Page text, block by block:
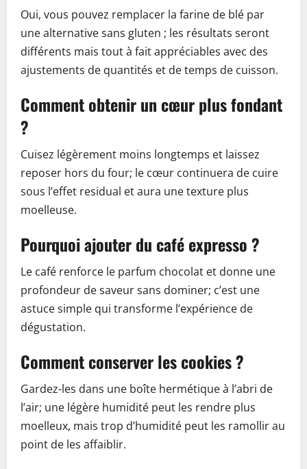
Oui, vous pouvez remplacer la farine de blé par
une alternative sans gluten ; les résultats seront
différents mais tout à fait appréciables avec des
ajustements de quantités et de temps de cuisson.
Comment obtenir un cœur plus fondant
?
Cuisez légèrement moins longtemps et laissez
reposer hors du four; le cœur continuera de cuire
sous l’effet residual et aura une texture plus
moelleuse.
Pourquoi ajouter du café expresso ?
Le café renforce le parfum chocolat et donne une
profondeur de saveur sans dominer; c’est une
astuce simple qui transforme l’expérience de
dégustation.
Comment conserver les cookies ?
Gardez-les dans une boîte hermétique à l’abri de
l’air; une légère humidité peut les rendre plus
moelleux, mais trop d’humidité peut les ramollir au
point de les affaiblir.